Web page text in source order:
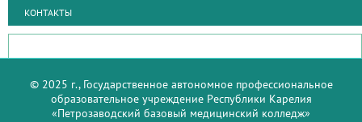
КОНТАКТЫ
© 2025 г., Государственное автономное профессиональное
образовательное учреждение Республики Карелия
«Петрозаводский базовый медицинский колледж»